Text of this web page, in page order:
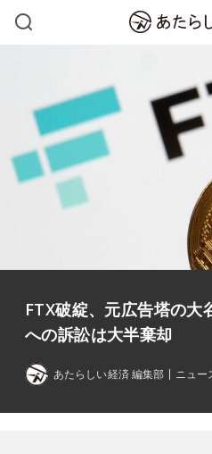
FTX破綻、元広告塔の大
への訴訟は大半棄却
あたらしい経済 編集部 ニュー